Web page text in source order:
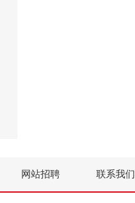
网站招聘 联系我们